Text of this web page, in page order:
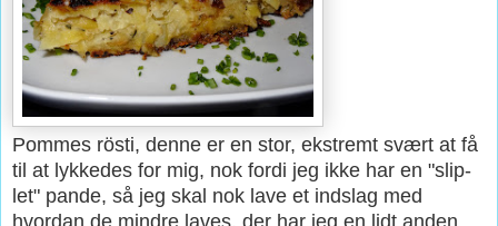
Pommes rösti, denne er en stor, ekstremt svært at få
til at lykkedes for mig, nok fordi jeg ikke har en "slip-
let" pande, så jeg skal nok lave et indslag med
hvordan de mindre laves, der har jeg en lidt anden